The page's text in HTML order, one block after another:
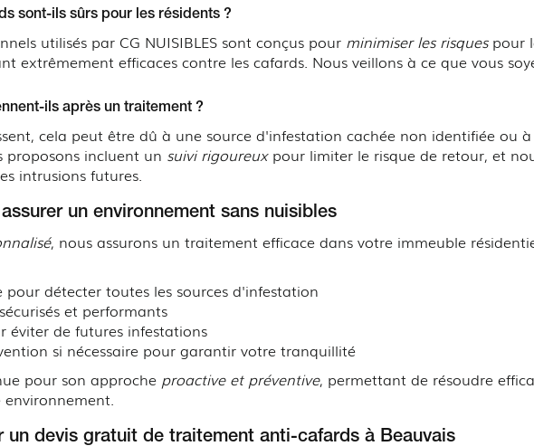
sont-ils sûrs pour les résidents ?
utilisés par CG NUISIBLES sont conçus pour minimiser les risquespour
extrêmement efficaces contre les cafards. Nous veillons à ce que vous
ils après un traitement ?
cela peut être dû à une source d'infestation cachée non identifiée ou
proposons incluent un suivi rigoureuxpour limiter le risque de retour, et
intrusions futures.
un environnement sans nuisibles
, nous assurons un traitement efficace dans votre immeuble
détecter toutes les sources d'infestation
et performants
éviter de futures infestations
si nécessaire pour garantir votre tranquillité
pour son approche proactive et préventive, permettant de résoudre
un devis gratuit de traitement anti-cafards à Beauvais